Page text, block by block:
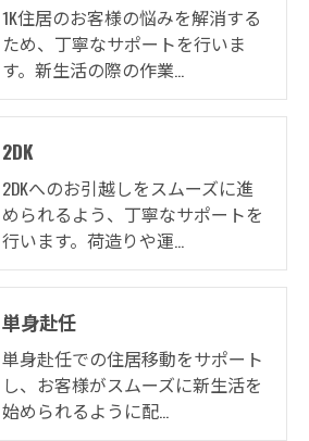
1K住居のお客様の悩みを解消する
ため、丁寧なサポートを行いま
す。新生活の際の作業…
2DK
2DKへのお引越しをスムーズに進
められるよう、丁寧なサポートを
行います。荷造りや運…
単身赴任
単身赴任での住居移動をサポート
し、お客様がスムーズに新生活を
始められるように配…